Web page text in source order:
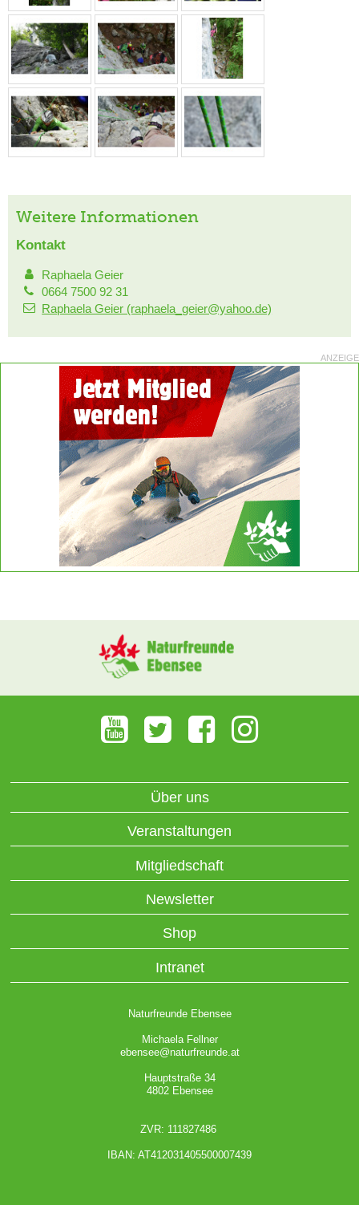
Weitere Informationen
Kontakt
Raphaela Geier
0664 7500 92 31
Raphaela Geier (raphaela_geier@yahoo.de)
ANZEIGE
Über uns
Veranstaltungen
Mitgliedschaft
Newsletter
Shop
Intranet
Naturfreunde Ebensee
Michaela Fellner
ebensee@naturfreunde.at
Hauptstraße 34
4802 Ebensee
ZVR: 111827486
IBAN: AT412031405500007439